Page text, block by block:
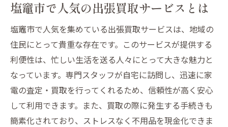
塩竈市で人気の出張買取サービスとは
塩竈市で人気を集めている出張買取サービスは、地域の
住民にとって貴重な存在です。このサービスが提供する
利便性は、忙しい生活を送る人々にとって大きな魅力と
なっています。専門スタッフが自宅に訪問し、迅速に家
電の査定・買取を行ってくれるため、信頼性が高く安心
して利用できます。また、買取の際に発生する手続きも
簡素化されており、ストレスなく不用品を現金化できま